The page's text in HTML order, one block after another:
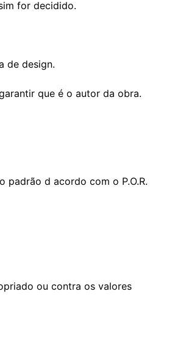
for decidido.
design.
que é o autor da obra.
d acordo com o P.O.R.
ou contra os valores